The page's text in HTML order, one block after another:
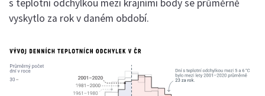
s teplotní odchylkou mezi krajními body se průměrně
vyskytlo za rok v daném období.